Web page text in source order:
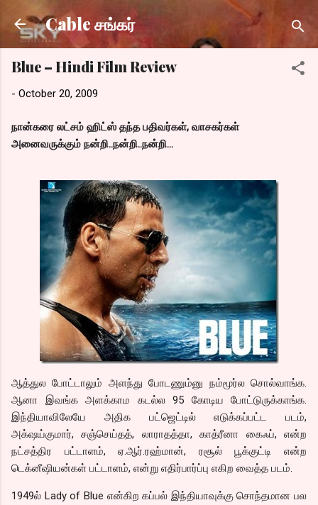
Skip to main content
Cable சங்கர்
Blue – Hindi Film Review
- October 20, 2009
நான்கரை லட்சம் ஹிட்ஸ் தந்த பதிவர்கள், வாசகர்கள்
அனைவருக்கும் நன்றி..நன்றி..நன்றி...
ஆத்துல போட்டாலும் அளந்து போடணும்னு நம்மூர்ல சொல்வாங்க.
ஆனா இவங்க அளக்காம கடல்ல 95 கோடிய போட்டுருக்காங்க.
இந்தியாவிலேயே அதிக பட்ஜெட்டில் எடுக்கப்பட்ட படம்,
அக்‌ஷய்குமார், சஞ்செய்தத், லாராதத்தா, காத்ரீனா கைஃப், என்ற
நட்சத்திர பட்டாளம், ஏ.ஆர்.ரஹ்மான், ரசூல் பூக்குட்டி என்ற
டெக்னீஷியன்கள் பட்டாளம், என்று எதிர்பார்ப்பு எகிற வைத்த படம்.
1949ல் Lady of Blue என்கிற கப்பல் இந்தியாவுக்கு சொந்தமான பல